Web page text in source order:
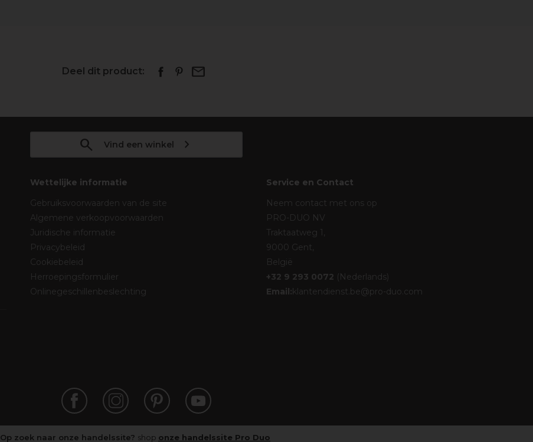
Deel dit product:
Vind een winkel
Wettelijke informatie
Gebruiksvoorwaarden van de site
Algemene verkoopvoorwaarden
Juridische informatie
Privacybeleid
Cookiebeleid
Herroepingsformulier
Onlinegeschillenbeslechting
Service en Contact
Neem contact met ons op
PRO-DUO NV
Traktaatweg 1,
9000 Gent,
België
+32 9 293 0072 (Nederlands)
Email:klantendienst.be@pro-duo.com
Op zoek naar onze handelssite? shop onze handelssite Pro Duo